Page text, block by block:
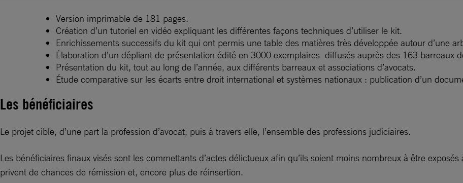
Version imprimable de 181 pages.
Création d’un tutoriel en vidéo expliquant les différentes façons techniques d’utiliser le kit.
Enrichissements successifs du kit qui ont permis une table des matières très développée autour d’une
Élaboration d’un dépliant de présentation édité en 3000 exemplaires diffusés auprès des 163 barreaux
Présentation du kit, tout au long de l’année, aux différents barreaux et associations d’avocats.
Étude comparative sur les écarts entre droit international et systèmes nationaux : publication d’un
Les bénéficiaires
Le projet cible, d’une part la profession d’avocat, puis à travers elle, l’ensemble des professions judiciaires.
Les bénéficiaires finaux visés sont les commettants d’actes délictueux afin qu’ils soient moins nombreux à être
privent de chances de rémission et, encore plus de réinsertion.